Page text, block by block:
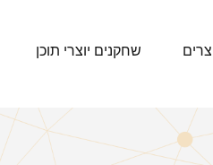
שחקנים יוצרי תוכן